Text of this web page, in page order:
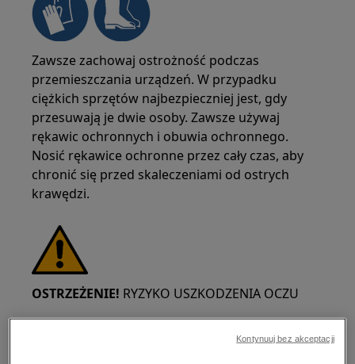
Zawsze zachowaj ostrożność podczas
przemieszczania urządzeń. W przypadku
ciężkich sprzętów najbezpieczniej jest, gdy
przesuwają je dwie osoby. Zawsze używaj
rękawic ochronnych i obuwia ochronnego.
Nosić rękawice ochronne przez cały czas, aby
chronić się przed skaleczeniami od ostrych
krawędzi.
OSTRZEŻENIE! RYZYKO USZKODZENIA OCZU
Kontynuuj bez akceptacji